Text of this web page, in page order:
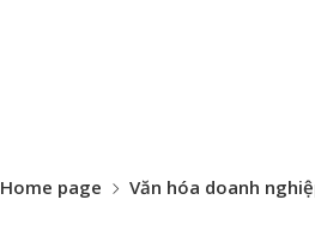
Home page Văn hóa doanh